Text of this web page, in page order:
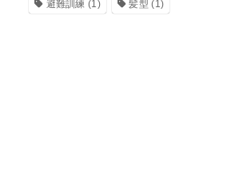
避難訓練 (1) 髪型 (1)